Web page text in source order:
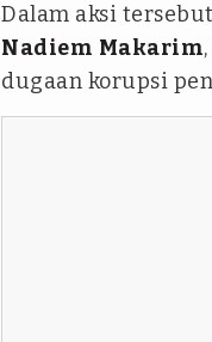
Dalam aksi
Nadiem Makarim
dugaan korupsi